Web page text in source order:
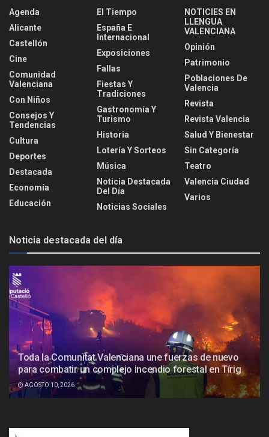
Agenda
Alicante
Castellón
Cine
Comunidad
Valenciana
Con Niños
Consejos Y
Tendencias
Cultura
Deportes
Destacada
Economía
Educación
El Tiempo
España E
Internacional
Exposiciones
Fallas
Fiestas Y
Tradiciones
Gastronomía Y
Turismo
Historia
Lotería Y Sorteos
Música
Noticia Destacada
Del Día
Noticias Sociales
NOTICIES EN
LLENGUA
VALENCIANA
Opinión
Patrimonio
Poblaciones De
Valencia
Revista
Revista Valencia
Salud Y Bienestar
Sin Categoría
Teatro
Valencia Ciudad
Varios
Noticia destacada del día
Toda la Comunitat Valenciana une fuerzas de nuevo
para combatir un complejo incendio forestal en Tírig
AGOSTO 10, 2026